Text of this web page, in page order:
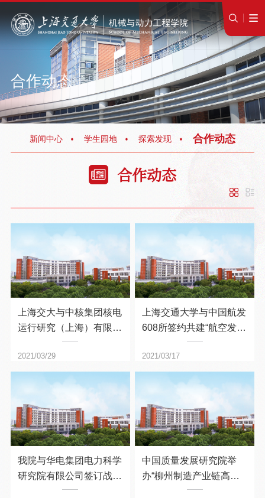
合作动态
新闻中心 学生园地 探索发现 合作动态
合作动态
上海交大与中核集团核电
运行研究（上海）有限公
司签约共建“核电装备智
能运维研究中心”
2021/03/29
上海交通大学与中国航发
608所签约共建“航空发动
机先进测试与验证技术联
合创新中心”
2021/03/17
我院与华电集团电力科学
研究院有限公司签订战略
中国质量发展研究院举
办“柳州制造产业链高质
量发展”研讨会